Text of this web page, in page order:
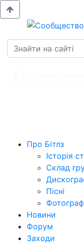
Про Бітлз
Історія
Склад
Пісні
Новини
Форум
Заходи